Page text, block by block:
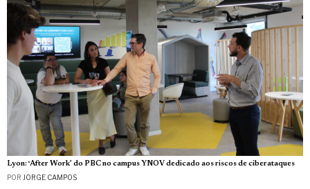
Lyon: ‘After Work’ do PBC no campus YNOV dedicado aos riscos de ciberataques
POR JORGE CAMPOS